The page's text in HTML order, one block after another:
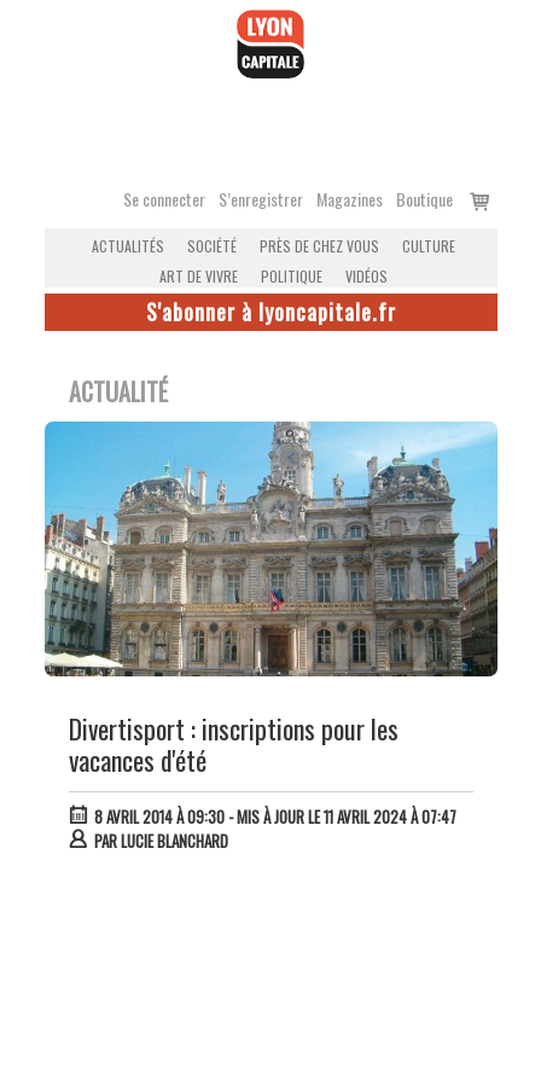
Se connecter S’enregistrer Magazines Boutique
Voir
ACTUALITÉS SOCIÉTÉ PRÈS DE CHEZ VOUS
CULTURE
ART DE VIVRE
POLITIQUE VIDÉOS
S'abonner à lyoncapitale.fr
ACTUALITÉ
Divertisport : inscriptions pour les
vacances d'été
8 AVRIL 2014 À 09:30- MIS À JOUR LE 11 AVRIL 2024 À 07:47
PARLUCIE BLANCHARD